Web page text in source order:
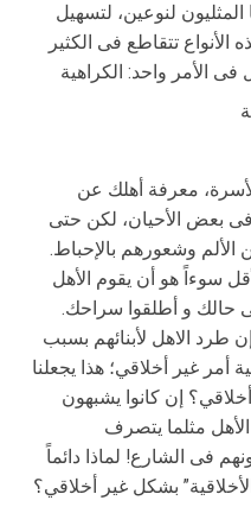
لنوعین، لتسهیل
تتقاطع فى الكثیر
الأمر واحد: الكراهیة
معرفة أهلك عن
فى بعض الأحیان، لكن حتى
الألم وشعورهم بالإحباط.
سوءاً هو أن یقوم الأهل
حالك و أطلقوا سراحك.
طرد الاهل لأبنائهم بسبب
أمر غیر أخلاقي؛ هذا یجعلنا
إن كانوا یشبهون
الأهل مثلما یتصرف
فى الشارع! لماذا دائماً
بشكل غیر أخلاقي؟